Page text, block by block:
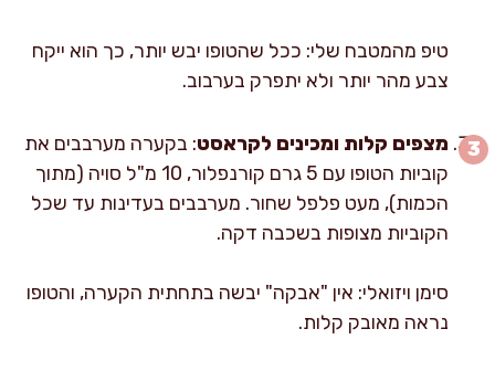
טיפ מהמטבח שלי: ככל שהטופו יבש יותר, כך הוא ייקח
צבע מהר יותר ולא יתפרק בערבוב.
מצפים קלות ומכינים לקראסט: בקערה מערבבים את
קוביות הטופו עם 5 גרם קורנפלור, 10 מ"ל סויה (מתוך
הכמות), מעט פלפל שחור. מערבבים בעדינות עד שכל
הקוביות מצופות בשכבה דקה.
סימן ויזואלי: אין "אבקה" יבשה בתחתית הקערה, והטופו
נראה מאובק קלות.